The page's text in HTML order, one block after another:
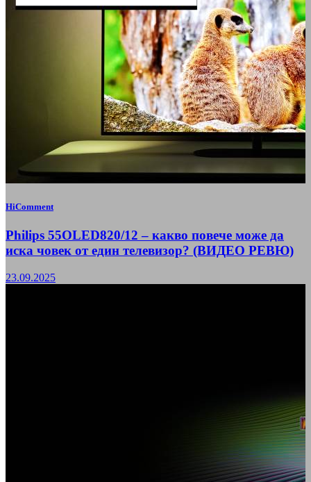
HiComment
Philips 55OLED820/12 – какво повече може да
иска човек от един телевизор? (ВИДЕО РЕВЮ)
23.09.2025